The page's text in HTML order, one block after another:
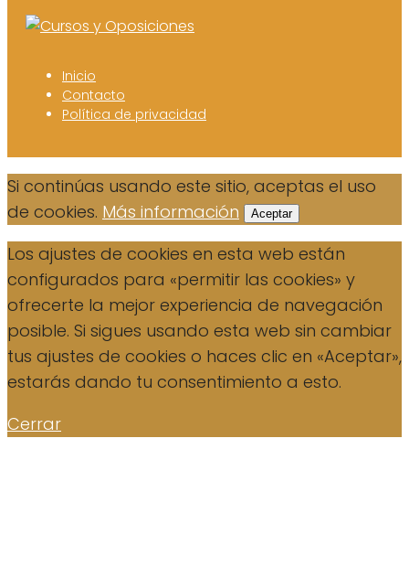
Inicio
Contacto
Política de privacidad
Si continúas usando este sitio, aceptas el uso
de cookies. Más información Aceptar
Los ajustes de cookies en esta web están
configurados para «permitir las cookies» y
ofrecerte la mejor experiencia de navegación
posible. Si sigues usando esta web sin cambiar
tus ajustes de cookies o haces clic en «Aceptar»,
estarás dando tu consentimiento a esto.
Cerrar